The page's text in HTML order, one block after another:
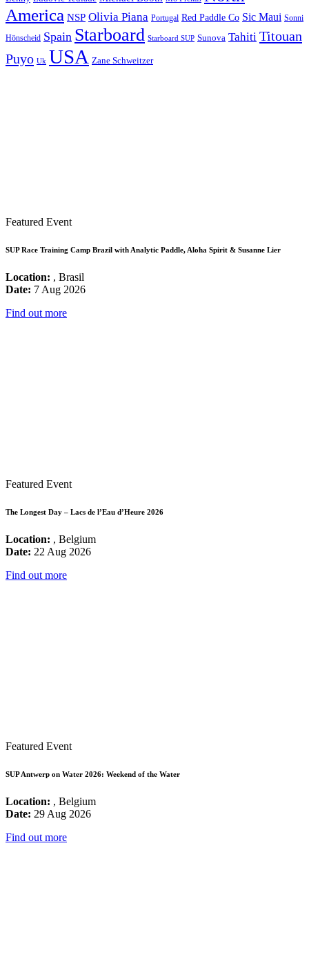
America NSP Olivia Piana Portugal Red Paddle Co Sic Maui Sonni
Hönscheid Spain Starboard Starboard SUP Sunova Tahiti Titouan
Puyo Uk USA Zane Schweitzer
Featured Event
SUP Race Training Camp Brazil with Analytic Paddle, Aloha Spirit & Susanne Lier
Location: , Brasil
Date: 7 Aug 2026
Find out more
Featured Event
The Longest Day – Lacs de l’Eau d’Heure 2026
Location: , Belgium
Date: 22 Aug 2026
Find out more
Featured Event
SUP Antwerp on Water 2026: Weekend of the Water
Location: , Belgium
Date: 29 Aug 2026
Find out more